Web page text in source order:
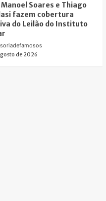
Soares e Thiago
fazem cobertura
do Leilão do Instituto
de 2026